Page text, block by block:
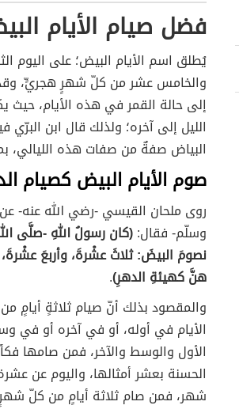
فضل صيام الأيام
يُطلق اسم الأيام البيض؛ على اليوم
والخامس عشر من كلّ شهرٍ هجريٍّ،
إلى حالة القمر في هذه الأيام، حيث
الليل إلى آخره؛ ولذلك قال ابن البرّي
البياض صفةٌ من صفات هذه الليالي،
صوم الأيام البيض كصيام
روى ملحان القيسي -رضي الله عنه-
وسلّم- فقال:(كان رسولُ اللهِ -صلَّى
نصومَ البيضَ: ثلاثَ عشْرةَ، وأربعَ
هنَّ كهيئةِ الدهرِ).
والمقصود بذلك أنّ صيام ثلاثةٍ أيامٍ
الأيام في أوله، أو في آخره أو في
الأول والوسط والآخر، فمن صامها
الحسنة بعشر أمثالها، واليوم عن عشرة
شهر، فمن صام ثلاثة أيامٍ من كلّ